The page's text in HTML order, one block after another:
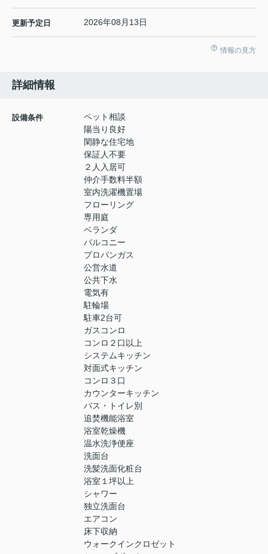
更新予定日 2026年08月13日
情報の見方
詳細情報
設備条件
ペット相談
陽当り良好
閑静な住宅地
保証人不要
２人入居可
仲介手数料半額
室内洗濯機置場
フローリング
専用庭
ベランダ
バルコニー
プロパンガス
公営水道
公共下水
電気有
駐輪場
駐車2台可
ガスコンロ
コンロ２口以上
システムキッチン
対面式キッチン
コンロ３口
カウンターキッチン
バス・トイレ別
追焚機能浴室
浴室乾燥機
温水洗浄便座
洗面台
洗髪洗面化粧台
浴室１坪以上
シャワー
独立洗面台
エアコン
床下収納
ウォークインクロゼット